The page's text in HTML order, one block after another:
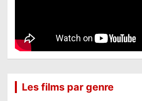
Les films par genre